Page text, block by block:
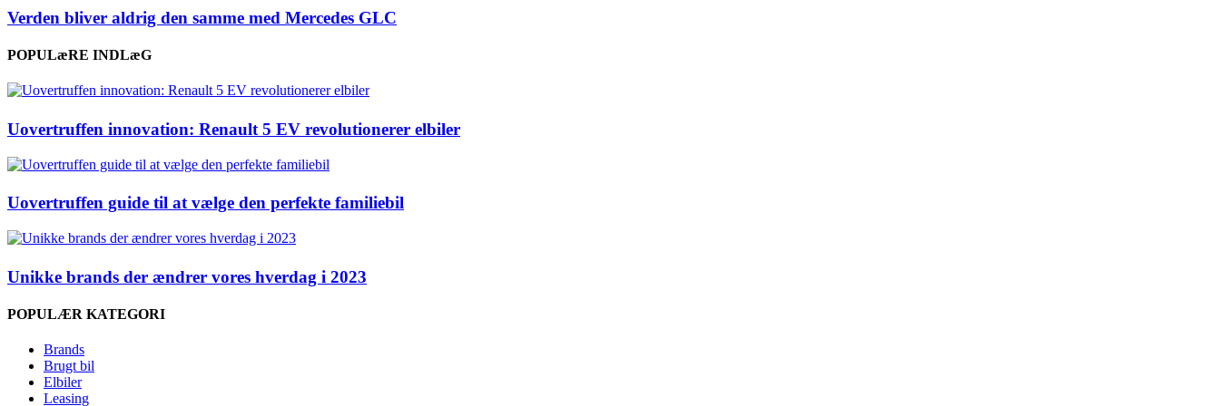
Verden bliver aldrig den samme med Mercedes GLC
POPULæRE INDLæG
Uovertruffen innovation: Renault 5 EV revolutionerer elbiler
Uovertruffen guide til at vælge den perfekte familiebil
Unikke brands der ændrer vores hverdag i 2023
POPULÆR KATEGORI
Brands
Brugt bil
Elbiler
Leasing